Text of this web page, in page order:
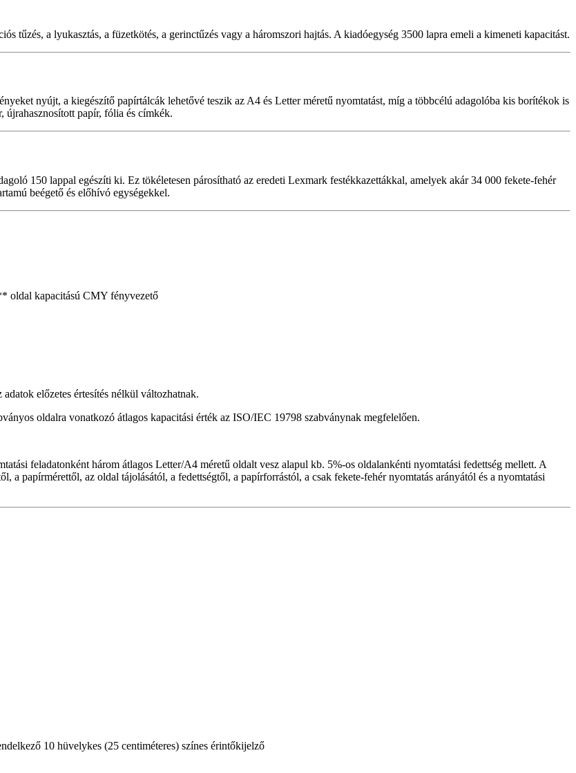
tűzés, a lyukasztás, a füzetkötés, a gerinctűzés vagy a háromszori hajtás. A kiadóegység 3500 lapra emeli a kimeneti kapacitást.
nyújt, a kiegészítő papírtálcák lehetővé teszik az A4 és Letter méretű nyomtatást, míg a többcélú adagolóba kis borítékok is
papír, fólia és címkék.
150 lappal egészíti ki. Ez tökéletesen párosítható az eredeti Lexmark festékkazettákkal, amelyek akár 34 000 fekete-fehér
beégető és előhívó egységekkel.
oldal kapacitású CMY fényvezető
előzetes értesítés nélkül változhatnak.
oldalra vonatkozó átlagos kapacitási érték az ISO/IEC 19798 szabványnak megfelelően.
feladatonként három átlagos Letter/A4 méretű oldalt vesz alapul kb. 5%-os oldalankénti nyomtatási fedettség mellett. A
a papírmérettől, az oldal tájolásától, a fedettségtől, a papírforrástól, a csak fekete-fehér nyomtatás arányától és a nyomtatási
10 hüvelykes (25 centiméteres) színes érintőkijelző